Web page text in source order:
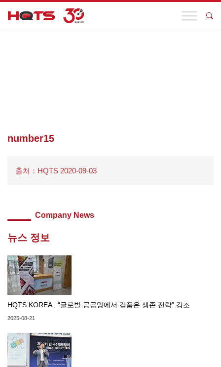
number15
출처：HQTS 2020-09-03
Company News
뉴스 정보
HQTS KOREA , “글로벌 공급망에서 검품은 생존 전략” 강조
2025-08-21